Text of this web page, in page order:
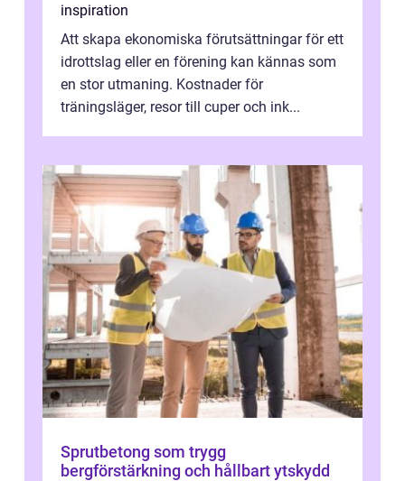
inspiration
Att skapa ekonomiska förutsättningar för ett
idrottslag eller en förening kan kännas som
en stor utmaning. Kostnader för
träningsläger, resor till cuper och ink...
Sprutbetong som trygg
bergförstärkning och hållbart ytskydd